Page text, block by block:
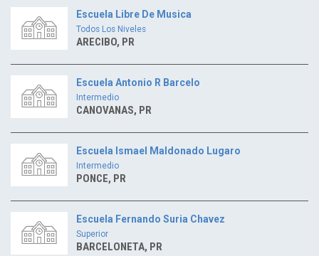
Escuela Libre De Musica
Todos Los Niveles
ARECIBO, PR
Escuela Antonio R Barcelo
Intermedio
CANOVANAS, PR
Escuela Ismael Maldonado Lugaro
Intermedio
PONCE, PR
Escuela Fernando Suria Chavez
Superior
BARCELONETA, PR